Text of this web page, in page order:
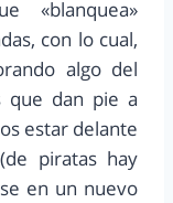
«blanquea»
con lo cual,
algo del
que dan pie a
estar delante
piratas hay
en un nuevo